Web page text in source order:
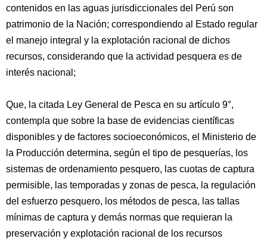
contenidos en las aguas jurisdiccionales del Perú son
patrimonio de la Nación; correspondiendo al Estado regular
el manejo integral y la explotación racional de dichos
recursos, considerando que la actividad pesquera es de
interés nacional;
Que, la citada Ley General de Pesca en su artículo 9°,
contempla que sobre la base de evidencias científicas
disponibles y de factores socioeconómicos, el Ministerio de
la Producción determina, según el tipo de pesquerías, los
sistemas de ordenamiento pesquero, las cuotas de captura
permisible, las temporadas y zonas de pesca, la regulación
del esfuerzo pesquero, los métodos de pesca, las tallas
mínimas de captura y demás normas que requieran la
preservación y explotación racional de los recursos